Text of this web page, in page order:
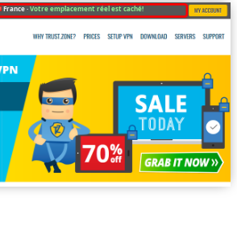
France ·Votre emplacement réel est caché!